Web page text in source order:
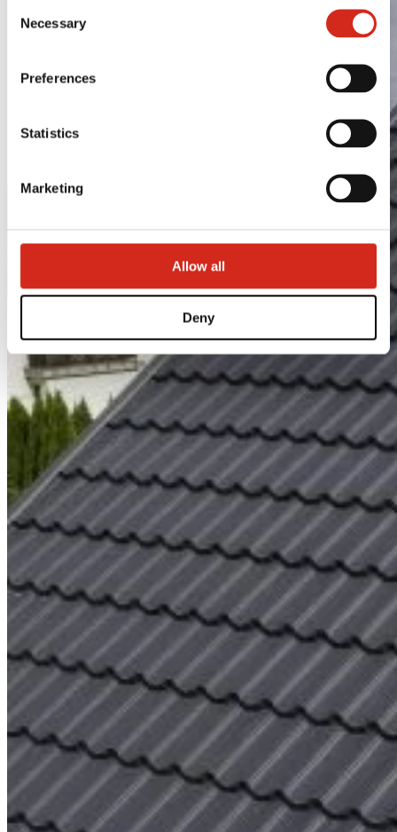
121387608.
Selection
Necessary
Preferences
Statistics
Marketing
Allow all
Deny